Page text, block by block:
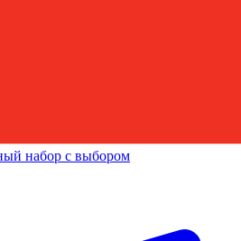
набор с выбором